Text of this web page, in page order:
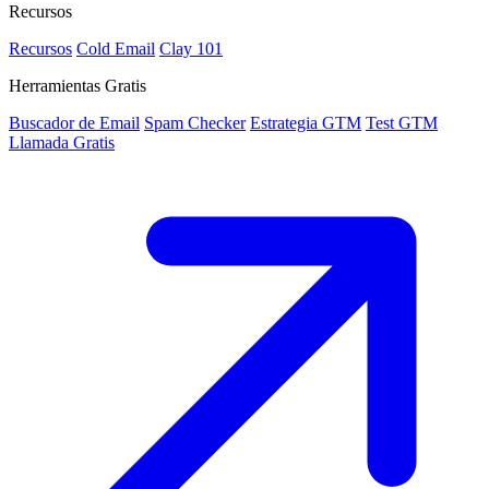
Recursos
Recursos Cold Email Clay 101
Herramientas Gratis
Buscador de Email Spam Checker Estrategia GTM Test GTM
Llamada Gratis